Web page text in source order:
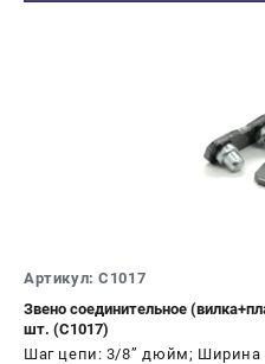
Артикул: C1017
Звено соединительное
шт. (C1017)
Шаг цепи: 3/8’’ дюйм; Ширина